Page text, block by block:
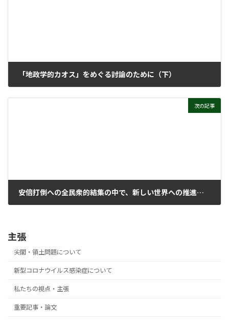
「地政学的カオス」をめぐる討論のために（下）
次の記事
安倍打倒への全民衆的結集の中で、新しい世界への推進力形成めざそう
主張
尖閣・領土問題について
新型コロナウイルス感染症について
私たちの視点・主張
重要記事・論文